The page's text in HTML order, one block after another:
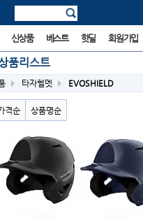
신상품 베스트 핫딜 회원가입
품리스트
타자헬멧 EVOSHIELD
격순 상품명순